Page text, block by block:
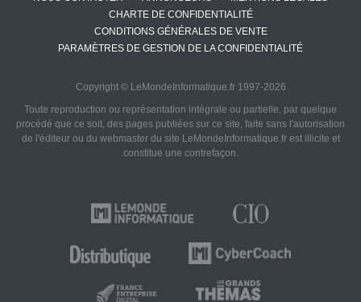
CHARTE DE CONFIDENTIALITÉ
CONDITIONS GÉNÉRALES DE VENTE
PARAMÈTRES DE GESTION DE LA CONFIDENTIALITÉ
Copyright © LeMondeInformatique.fr 1997-2026
Toute reproduction ou représentation intégrale ou partielle, par quelque
procédé que ce soit, des pages publiées sur ce site, faite sans l'autorisation
de l'éditeur ou du webmaster du site LeMondeInformatique.fr est illicite et
constitue une contrefaçon.